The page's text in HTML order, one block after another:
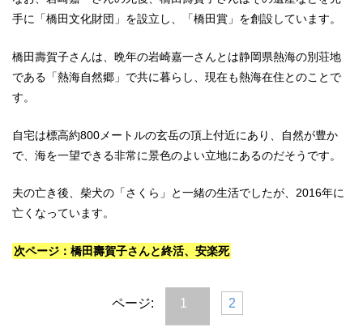
手に「橋田文化財団」を設立し、「橋田賞」を創設しています。
橋田壽賀子さんは、晩年の岩崎嘉一さんとは静岡県熱海の別荘地
である「熱海自然郷」で共に暮らし、現在も熱海在住とのことで
す。
自宅は標高約800メートルの玄岳の頂上付近にあり、自然が豊か
で、海を一望できる非常に景色のよい立地にあるのだそうです。
夫の亡き後、柴犬の「さくら」と一緒の生活でしたが、2016年に
亡くなっています。
次ページ：橋田壽賀子さんと終活、安楽死
ページ: 1 2